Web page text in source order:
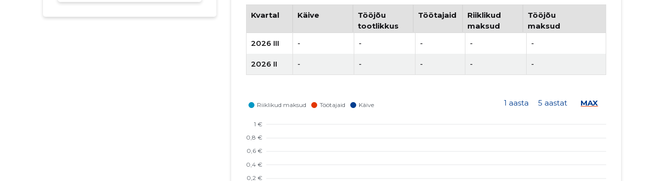
Kvartal Käive
Tööjõu
tootlikkus
Töötajaid
Riiklikud
maksud
Tööjõu
maksud
2026 III
- - - - -
2026 II - - - - -
1 aasta 5 aastat MAX